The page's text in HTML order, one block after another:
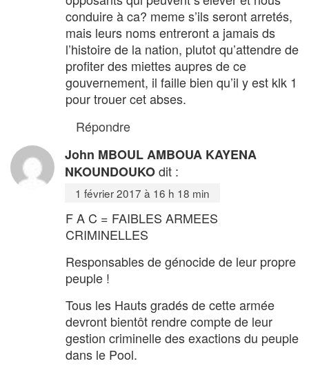
conduire à ca? meme s’ils seront arretés,
mais leurs noms entreront a jamais ds
l’histoire de la nation, plutot qu’attendre de
profiter des miettes aupres de ce
gouvernement, il faille bien qu’il y est klk 1
pour trouer cet abses.
Répondre
John MBOUL AMBOUA KAYENA
NKOUNDOUKOdit :
1 février 2017 à 16 h 18 min
F A C = FAIBLES ARMEES
CRIMINELLES
Responsables de génocide de leur propre
peuple !
Tous les Hauts gradés de cette armée
devront bientôt rendre compte de leur
gestion criminelle des exactions du peuple
dans le Pool.